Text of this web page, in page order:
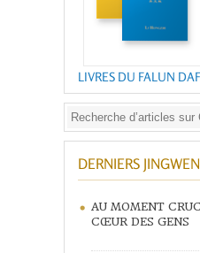
LIVRES DU FALUN
DERNIERS JINGWEN
AU MOMENT
CŒUR DES GENS